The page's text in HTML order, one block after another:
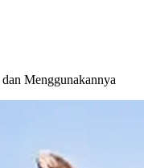
Menggunakannya